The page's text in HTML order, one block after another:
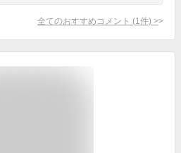
全てのおすすめコメント (1 件) >